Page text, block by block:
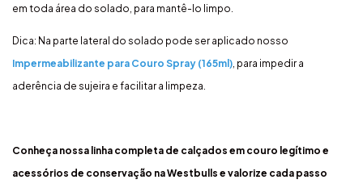
em toda área do solado, para mantê-lo limpo.
Dica: Na parte lateral do solado pode ser aplicado nosso
Impermeabilizante para Couro Spray (165ml) , para impedir a
aderência de sujeira e facilitar a limpeza.
Conheça nossa linha completa de calçados em couro legítimo e
acessórios de conservação naWestbulls e valorize cada passo